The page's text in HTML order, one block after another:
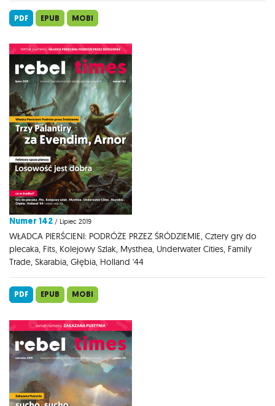
PDF EPUB MOBI
Numer 142 / Lipiec 2019
WŁADCA PIERŚCIENI: PODRÓŻE PRZEZ ŚRÓDZIEMIE, Cztery gry do
plecaka, Fits, Kolejowy Szlak, Mysthea, Underwater Cities, Family
Trade, Skarabia, Głębia, Holland '44
PDF EPUB MOBI